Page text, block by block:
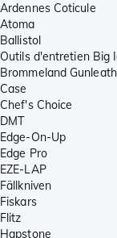
Ardennes Coticule
Atoma
Ballistol
Outils d'entretien Big
Brommeland
Case
Chef's Choice
DMT
Edge-On-Up
Edge Pro
EZE-LAP
Fällkniven
Fiskars
Flitz
Hapstone